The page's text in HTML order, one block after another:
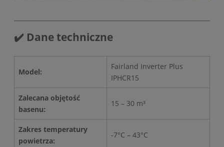
✔️ Dane techniczne
Model:
Fairland Inverter Plus
IPHCR15
Zalecana objętość
basenu:
15 – 30 m³
Zakres temperatury
powietrza:
-7°C – 43°C